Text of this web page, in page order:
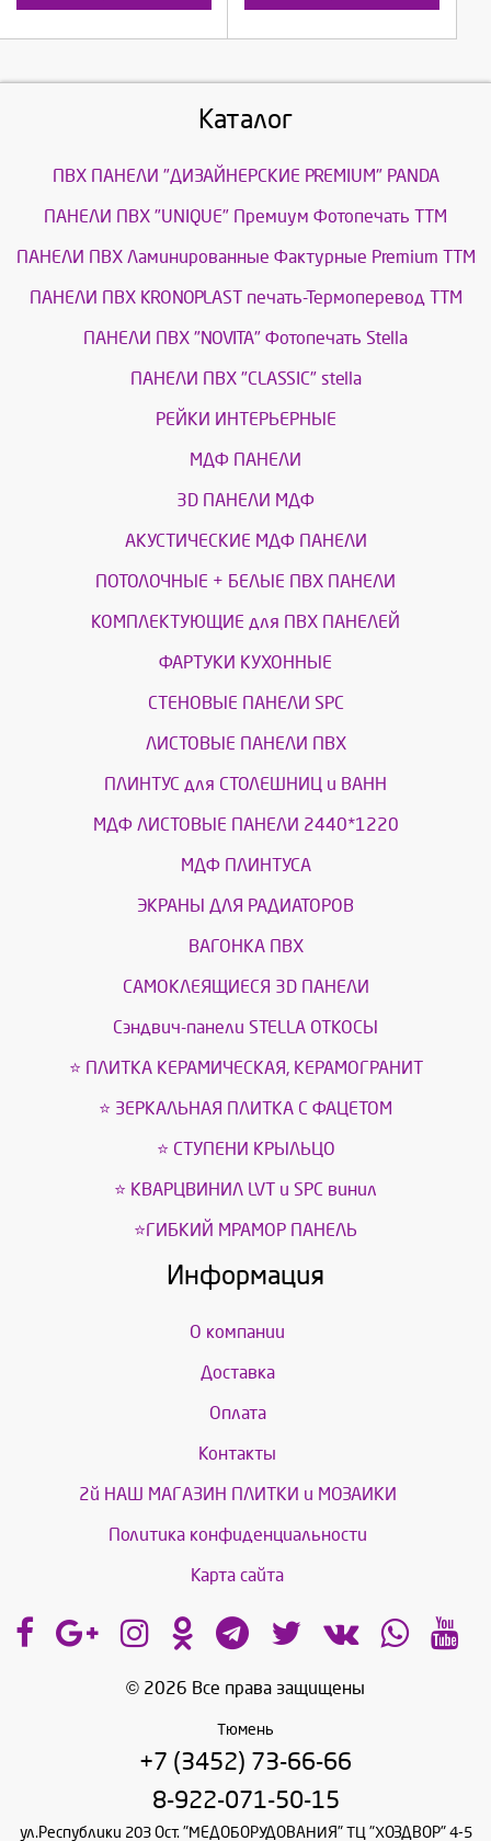
Каталог
ПВХ ПАНЕЛИ "ДИЗАЙНЕРСКИЕ PREMIUM" PANDA
ПАНЕЛИ ПВХ "UNIQUE" Премиум Фотопечать ТТМ
ПАНЕЛИ ПВХ Ламинированные Фактурные Premium ТТМ
ПАНЕЛИ ПВХ KRONOPLAST печать-Термоперевод ТТМ
ПАНЕЛИ ПВХ "NOVITA" Фотопечать Stella
ПАНЕЛИ ПВХ "CLASSIC" stella
РЕЙКИ ИНТЕРЬЕРНЫЕ
МДФ ПАНЕЛИ
3D ПАНЕЛИ МДФ
АКУСТИЧЕСКИЕ МДФ ПАНЕЛИ
ПОТОЛОЧНЫЕ + БЕЛЫЕ ПВХ ПАНЕЛИ
КОМПЛЕКТУЮЩИЕ для ПВХ ПАНЕЛЕЙ
ФАРТУКИ КУХОННЫЕ
СТЕНОВЫЕ ПАНЕЛИ SPC
ЛИСТОВЫЕ ПАНЕЛИ ПВХ
ПЛИНТУС для СТОЛЕШНИЦ и ВАНН
МДФ ЛИСТОВЫЕ ПАНЕЛИ 2440*1220
МДФ ПЛИНТУСА
ЭКРАНЫ ДЛЯ РАДИАТОРОВ
ВАГОНКА ПВХ
САМОКЛЕЯЩИЕСЯ 3D ПАНЕЛИ
Сэндвич-панели STELLA ОТКОСЫ
⭐ ПЛИТКА КЕРАМИЧЕСКАЯ, КЕРАМОГРАНИТ
⭐ ЗЕРКАЛЬНАЯ ПЛИТКА С ФАЦЕТОМ
⭐ СТУПЕНИ КРЫЛЬЦО
⭐ КВАРЦВИНИЛ LVT и SPС винил
⭐ГИБКИЙ МРАМОР ПАНЕЛЬ
Информация
О компании
Доставка
Оплата
Контакты
2й НАШ МАГАЗИН ПЛИТКИ и МОЗАИКИ
Политика конфиденциальности
Карта сайта
© 2026 Все права защищены
Тюмень
+7 (3452) 73-66-66
8-922-071-50-15
ул.Республики 203 Ост. "МЕДОБОРУДОВАНИЯ" ТЦ "ХОЗДВОР" 4-5